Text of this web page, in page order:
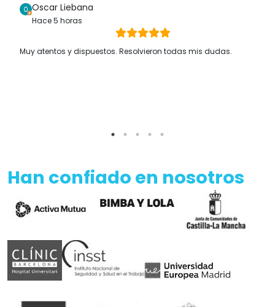
Oscar Liebana
Hace 5 horas
Muy atentos y dispuestos. Resolvieron todas mis dudas.
Han confiado en nosotros